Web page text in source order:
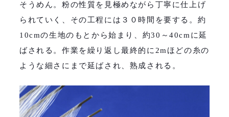
そうめん。粉の性質を見極めながら丁寧に仕上げ
られていく、その工程には３０時間を要する。約
10cmの生地のもとから始まり、約30 ～40cm に延
ばされる。作業を繰り返し最終的に 2mほどの糸の
ような細さにまで延ばされ、熟成される。